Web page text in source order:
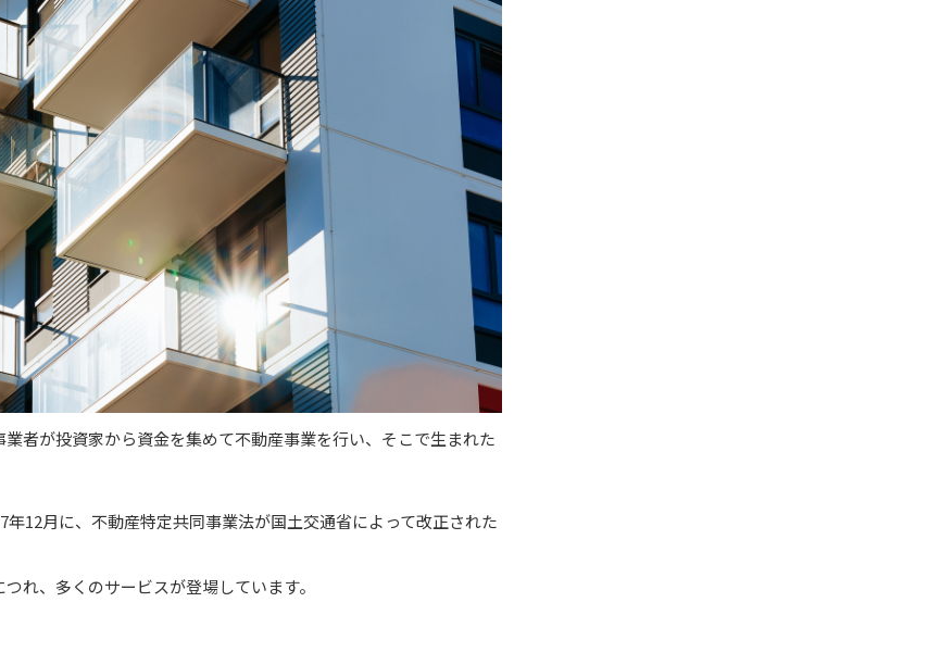
者が投資家から資金を集めて不動産事業を行い、そこで生まれた
12月に、不動産特定共同事業法が国土交通省によって改正された
れ、多くのサービスが登場しています。